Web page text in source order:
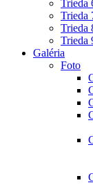
Trieda
Trieda
Trieda
Trieda
Galéria
Foto